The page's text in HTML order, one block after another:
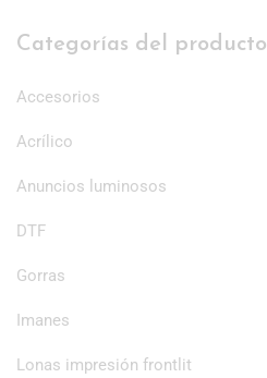
Categorías del producto
Accesorios
Acrílico
Anuncios luminosos
DTF
Gorras
Imanes
Lonas impresión frontlit